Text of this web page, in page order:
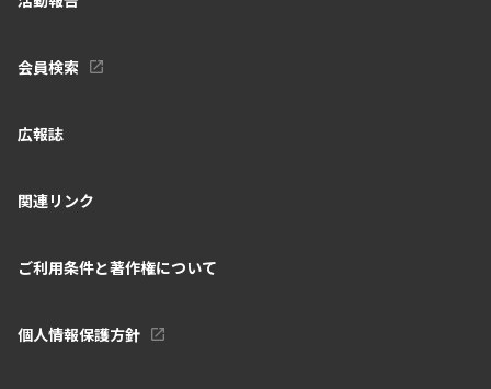
会員検索
広報誌
関連リンク
ご利用条件と著作権について
個人情報保護方針